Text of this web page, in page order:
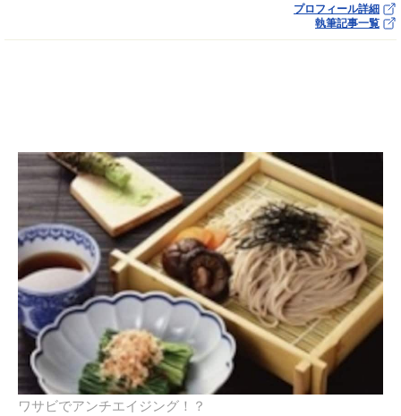
プロフィール詳細
執筆記事一覧
ワサビでアンチエイジング！？